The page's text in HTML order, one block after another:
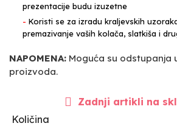
prezentacije budu izuzetne
- Koristi se za izradu kraljevskih
premazivanje vaših kolača, slatkiša i
NAPOMENA: Moguća su odstupanja
proizvoda.
Zadnji artikli na
Količina